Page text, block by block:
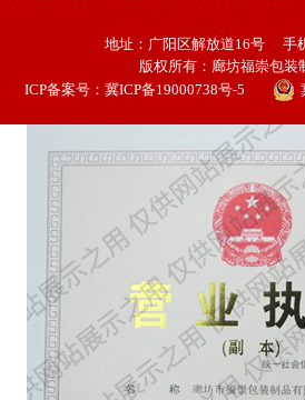
地址：广阳区解放道16号 手
版权所有：廊坊福崇包装
ICP备案号： 冀ICP备19000738号-5